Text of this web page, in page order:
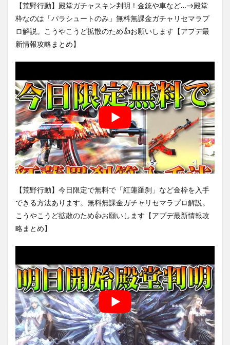
【荒野行動】殿堂ガチャスキン判明！金銃や車など…→殿堂
枠なのは「パラシュートのみ」無料無課金ガチャリセマラプ
ロ解説。こうやこうど拡散のため👍お願いします【アプデ最
新情報攻略まとめ】
【荒野行動】今日限定で無料で「紅蓮羅刹」など金枠を入手
できる方法あります。無料無課金ガチャリセマラプロ解説。
こうやこうど拡散のため👍お願いします【アプデ最新情報攻
略まとめ】